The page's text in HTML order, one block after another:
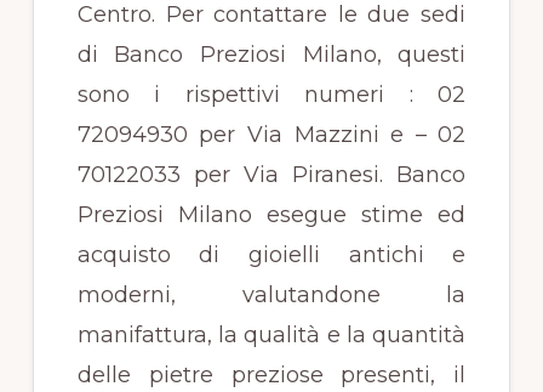
Centro. Per contattare le due sedi
di Banco Preziosi Milano, questi
sono i rispettivi numeri : 02
72094930 per Via Mazzini e – 02
70122033 per Via Piranesi. Banco
Preziosi Milano esegue stime ed
acquisto di gioielli antichi e
moderni, valutandone la
manifattura, la qualità e la quantità
delle pietre preziose presenti, il